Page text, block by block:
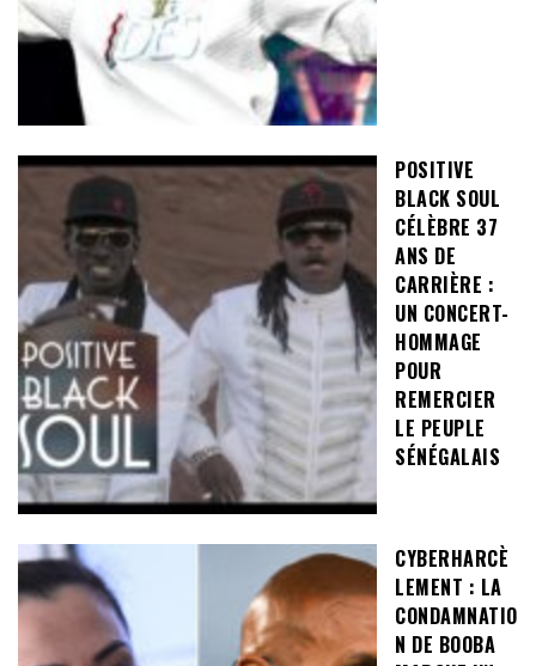
POSITIVE
BLACK SOUL
CÉLÈBRE 37
ANS DE
CARRIÈRE :
UN CONCERT-
HOMMAGE
POUR
REMERCIER
LE PEUPLE
SÉNÉGALAIS
CYBERHARCÈ
LEMENT : LA
CONDAMNATIO
N DE BOOBA